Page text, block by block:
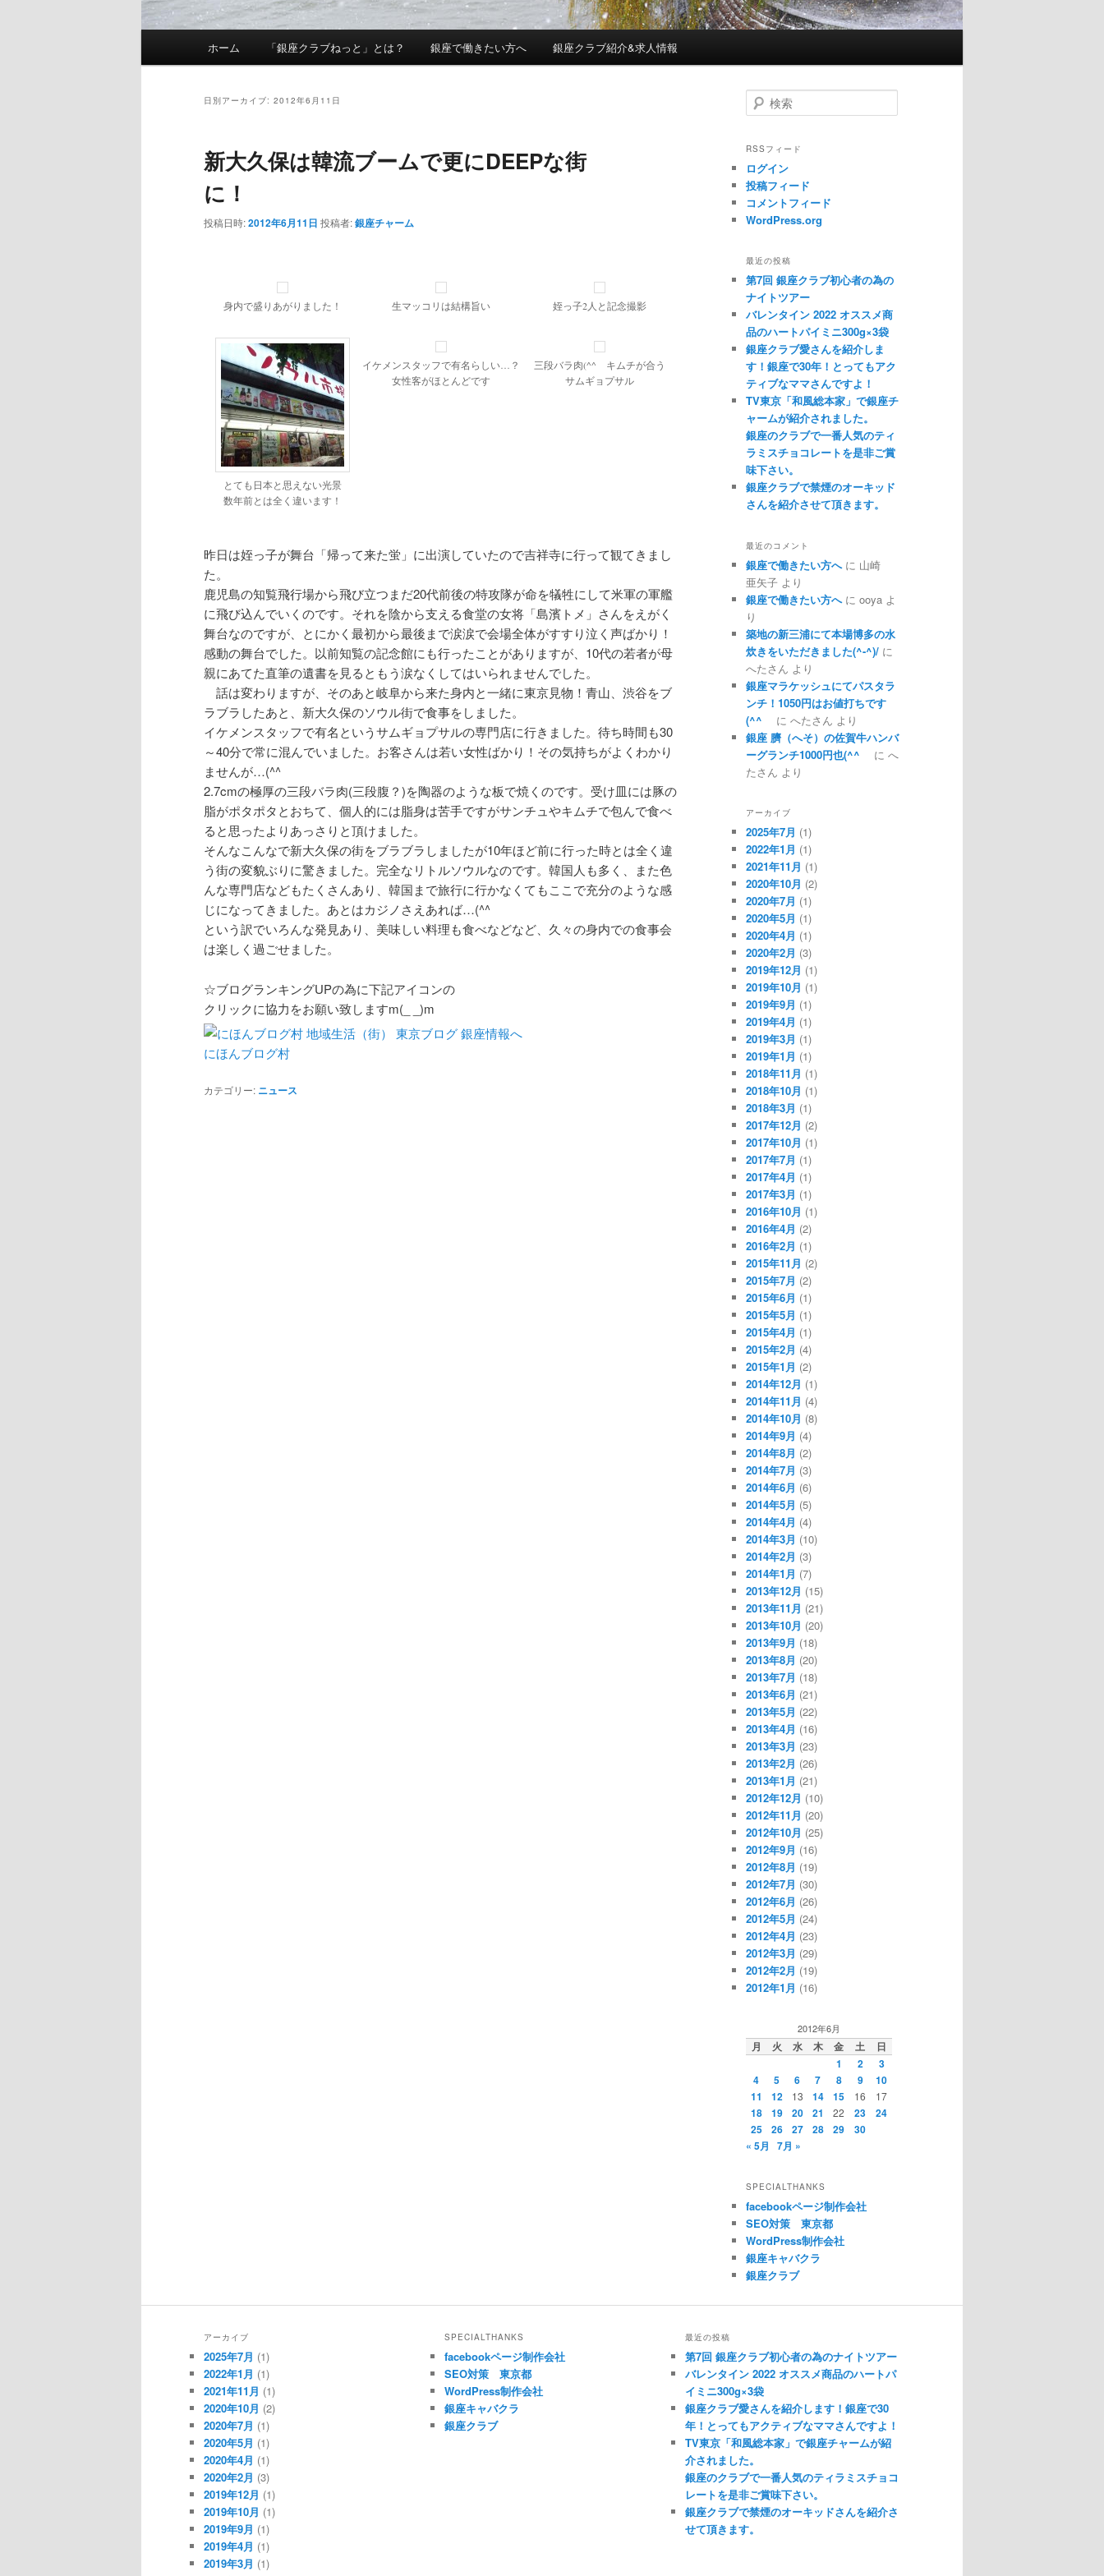
メインコンテンツへ移動
サブコンテンツへ移動
ホーム 「銀座クラブねっと」とは？ 銀座で働きたい方へ 銀座クラブ紹介&求人情報
日別アーカイブ: 2012年6月11日
新大久保は韓流ブームで更にDEEPな街
に！
投稿日時:2012年6月11日 投稿者:銀座チャーム
身内で盛りあがりました！ 生マッコリは結構旨い 姪っ子2人と記念撮影
とても日本と思えない光景
数年前とは全く違います！
イケメンスタッフで有名らしい…？
女性客がほとんどです
三段バラ肉(^^ゞキムチが合う
サムギョプサル
昨日は姪っ子が舞台「帰って来た蛍」に出演していたので吉祥寺に行って観てきまし
た。
鹿児島の知覧飛行場から飛び立つまだ20代前後の特攻隊が命を犠牲にして米軍の軍艦
に飛び込んでいくのです。それを陰から支える食堂の女将「島濱トメ」さんをえがく
舞台なのですが、とにかく最初から最後まで涙涙で会場全体がすすり泣く声ばかり！
感動の舞台でした。以前知覧の記念館にも行ったことがありますが、10代の若者が母
親にあてた直筆の遺書を見るともう涙なくしてはいられませんでした。
話は変わりますが、そのあと岐阜から来た身内と一緒に東京見物！青山、渋谷をブ
ラブラしたあと、新大久保のソウル街で食事をしました。
イケメンスタッフで有名というサムギョプサルの専門店に行きました。待ち時間も30
～40分で常に混んでいました。お客さんは若い女性ばかり！その気持ちがよくわかり
ませんが…(^^ゞ
2.7cmの極厚の三段バラ肉(三段腹？)を陶器のような板で焼くのです。受け皿には豚の
脂がポタポタとおちて、個人的には脂身は苦手ですがサンチュやキムチで包んで食べ
ると思ったよりあっさりと頂けました。
そんなこんなで新大久保の街をブラブラしましたが10年ほど前に行った時とは全く違
う街の変貌ぶりに驚きました。完全なリトルソウルなのです。韓国人も多く、また色
んな専門店などもたくさんあり、韓国まで旅行に行かなくてもここで充分のような感
じになってきました。あとはカジノさえあれば…(^^ゞ
という訳でいろんな発見あり、美味しい料理も食べなどなど、久々の身内での食事会
は楽しく過ごせました。
☆ブログランキングUPの為に下記アイコンの
クリックに協力をお願い致しますm(_ _)m
にほんブログ村
カテゴリー: ニュース
検索
RSSフィード
ログイン
投稿フィード
コメントフィード
WordPress.org
最近の投稿
第7回 銀座クラブ初心者の為の
ナイトツアー
バレンタイン 2022 オススメ商
品のハートパイミニ300g×3袋
銀座クラブ愛さんを紹介しま
す！銀座で30年！とってもアク
ティブなママさんですよ！
TV東京「和風総本家」で銀座チ
ャームが紹介されました。
銀座のクラブで一番人気のティ
ラミスチョコレートを是非ご賞
味下さい。
銀座クラブで禁煙のオーキッド
さんを紹介させて頂きます。
最近のコメント
銀座で働きたい方へに 山崎
亜矢子 より
銀座で働きたい方へに ooya よ
り
築地の新三浦にて本場博多の水
炊きをいただきました(^-^)/ に
へたさん より
銀座マラケッシュにてパスタラ
ンチ！1050円はお値打ちです
(^^ゞ
に へたさん より
銀座 臍（へそ）の佐賀牛ハンバ
ーグランチ1000円也(^^ゞ
に へ
たさん より
アーカイブ
2025年7月 (1)
2022年1月 (1)
2021年11月 (1)
2020年10月 (2)
2020年7月 (1)
2020年5月 (1)
2020年4月 (1)
2020年2月 (3)
2019年12月 (1)
2019年10月 (1)
2019年9月 (1)
2019年4月 (1)
2019年3月 (1)
2019年1月 (1)
2018年11月 (1)
2018年10月 (1)
2018年3月 (1)
2017年12月 (2)
2017年10月 (1)
2017年7月 (1)
2017年4月 (1)
2017年3月 (1)
2016年10月 (1)
2016年4月 (2)
2016年2月 (1)
2015年11月 (2)
2015年7月 (2)
2015年6月 (1)
2015年5月 (1)
2015年4月 (1)
2015年2月 (4)
2015年1月 (2)
2014年12月 (1)
2014年11月 (4)
2014年10月 (8)
2014年9月 (4)
2014年8月 (2)
2014年7月 (3)
2014年6月 (6)
2014年5月 (5)
2014年4月 (4)
2014年3月 (10)
2014年2月 (3)
2014年1月 (7)
2013年12月 (15)
2013年11月 (21)
2013年10月 (20)
2013年9月 (18)
2013年8月 (20)
2013年7月 (18)
2013年6月 (21)
2013年5月 (22)
2013年4月 (16)
2013年3月 (23)
2013年2月 (26)
2013年1月 (21)
2012年12月 (10)
2012年11月 (20)
2012年10月 (25)
2012年9月 (16)
2012年8月 (19)
2012年7月 (30)
2012年6月 (26)
2012年5月 (24)
2012年4月 (23)
2012年3月 (29)
2012年2月 (19)
2012年1月 (16)
2012年6月
月 火 水 木 金 土
日
1
2
3
4
5 6 7 8 9
10
11
12 13 14 15 16 17
18 19 20 21 22 23
24
25
26 27 28 29
30
« 5月
7月 »
SPECIALTHANKS
facebookページ制作会社
SEO対策 東京都
WordPress制作会社
銀座キャバクラ
銀座クラブ
アーカイブ
2025年7月 (1)
2022年1月 (1)
2021年11月 (1)
2020年10月 (2)
2020年7月 (1)
2020年5月 (1)
2020年4月 (1)
2020年2月 (3)
2019年12月 (1)
2019年10月 (1)
2019年9月 (1)
2019年4月 (1)
2019年3月 (1)
SPECIALTHANKS
facebookページ制作会社
SEO対策 東京都
WordPress制作会社
銀座キャバクラ
銀座クラブ
最近の投稿
第7回 銀座クラブ初心者の為のナイトツアー
バレンタイン 2022 オススメ商品のハートパ
イミニ300g×3袋
銀座クラブ愛さんを紹介します！銀座で30
年！とってもアクティブなママさんですよ！
TV東京「和風総本家」で銀座チャームが紹
介されました。
銀座のクラブで一番人気のティラミスチョコ
レートを是非ご賞味下さい。
銀座クラブで禁煙のオーキッドさんを紹介さ
せて頂きます。